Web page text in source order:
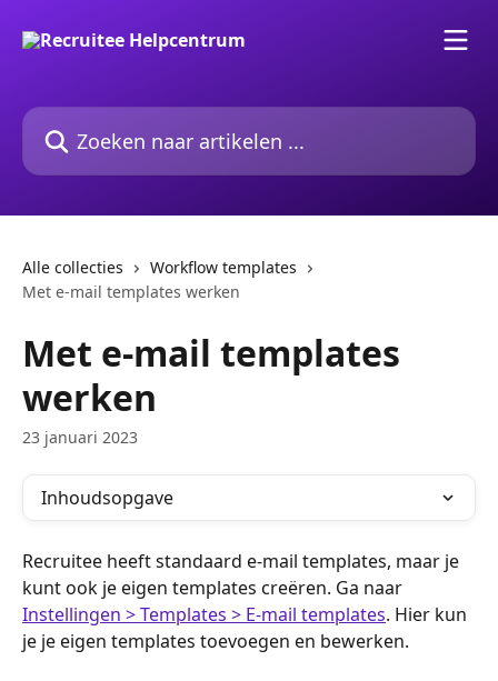
Zoeken naar artikelen ...
Alle collecties
Workflow templates
Met e-mail templates werken
Met e-mail templates
werken
23 januari 2023
Inhoudsopgave
Recruitee heeft standaard e-mail templates, maar je
kunt ook je eigen templates creëren. Ga naar
Instellingen > Templates > E-mail templates. Hier kun
je je eigen templates toevoegen en bewerken.